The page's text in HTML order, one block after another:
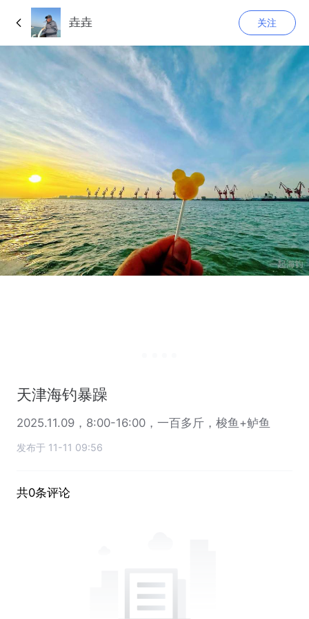
垚垚 关注
天津海钓暴躁
2025.11.09，8:00-16:00，一百多斤，梭鱼+鲈鱼
发布于 11-11 09:56
共0条评论